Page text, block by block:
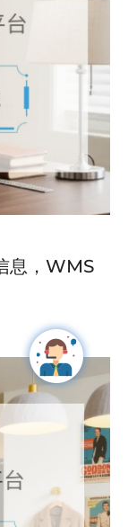
息，WMS